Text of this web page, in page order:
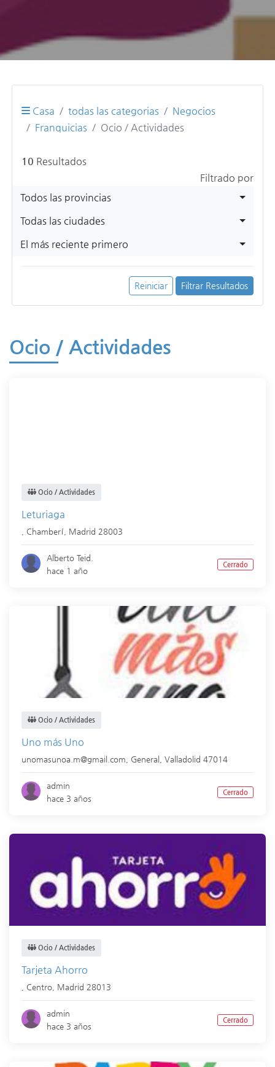
Casa todas las categorias
Negocios
Franquicias
Ocio / Actividades
10 Resultados
Filtrado por
Todos las provincias
Todas las ciudades
El más reciente primero
Reiniciar Filtrar Resultados
Ocio / Actividades
Ocio / Actividades
Leturiaga
Chamberí Madrid 28003
Alberto Teid.
hace 1 año
Cerrado
Ocio / Actividades
Uno más Uno
unomasunoa.m@gmail.com, General Valladolid 47014
admin
hace 3 años
Cerrado
Ocio / Actividades
Tarjeta Ahorro
Centro Madrid 28013
admin
hace 3 años
Cerrado